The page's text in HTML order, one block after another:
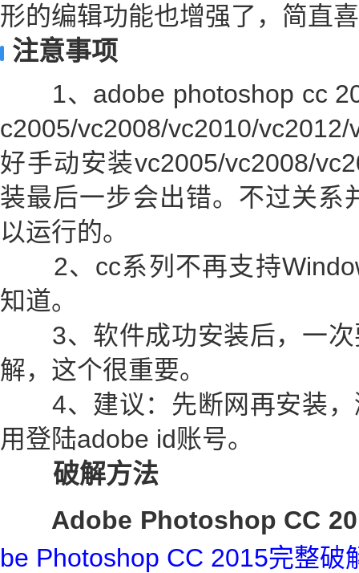
形的编辑功能也增强了，简直
注意事项
1、adobe photoshop cc
c2005/vc2008/vc2010/
好手动安装vc2005/vc2008/
装最后一步会出错。不过关系
以运行的。
2、cc系列不再支持
知道。
3、软件成功安装后，一次
解，这个很重要。
4、建议：先断网再安装，
用登陆adobe id账号。
破解方法
Adobe Photoshop CC
be Photoshop CC 2015完整破